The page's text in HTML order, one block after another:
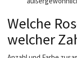
Welche
welcher